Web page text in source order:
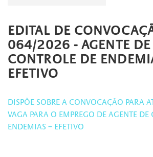
EDITAL DE
064/2026 - AGENTE DE
CONTROLE DE
EFETIVO
DISPÕE SOBRE A CONVOCAÇÃO PARA
VAGA PARA O EMPREGO DE AGENTE DE
ENDEMIAS – EFETIVO